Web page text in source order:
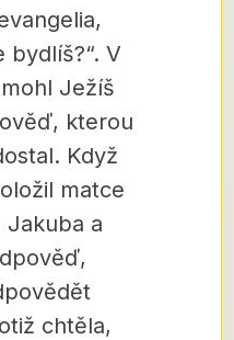
bydlíš?“. V
Ježíš
kterou
Když
matce
Jakuba a
chtěla,